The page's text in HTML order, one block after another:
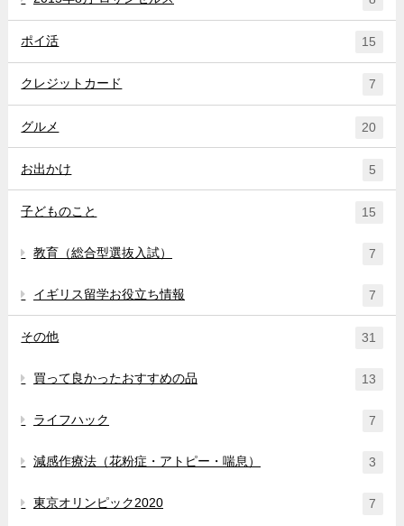
ポイ活 15
クレジットカード 7
グルメ 20
お出かけ 5
子どものこと 15
教育（総合型選抜入試） 7
イギリス留学お役立ち情報 7
その他 31
買って良かったおすすめの品 13
ライフハック 7
減感作療法（花粉症・アトピー・喘息） 3
東京オリンピック2020 7